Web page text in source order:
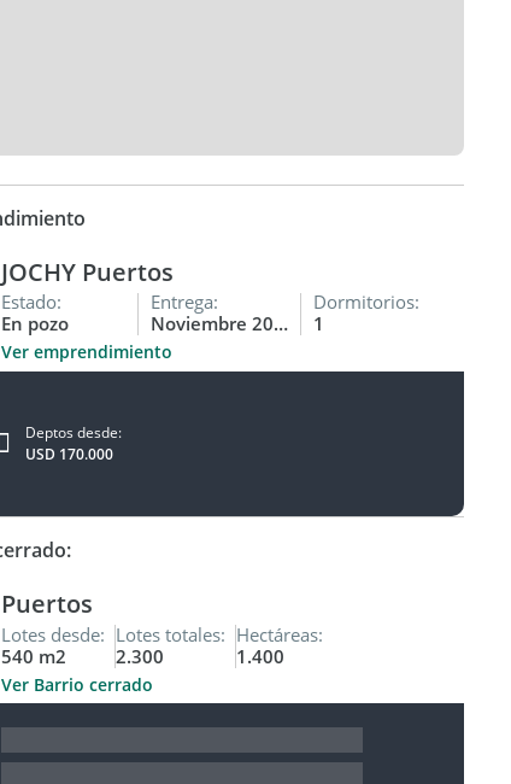
JOCHY Puertos
Estado:
En pozo
Entrega:
Noviembre 2029
Dormitorios:
1
Ver emprendimiento
Deptos desde:
USD 170.000
Puertos
Lotes desde:
540 m2
Lotes totales:
2.300
Hectáreas:
1.400
Ver Barrio cerrado